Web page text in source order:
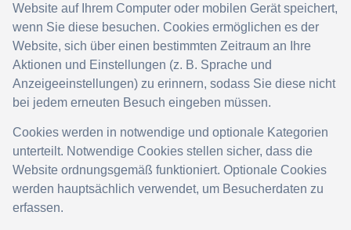
Website auf Ihrem Computer oder mobilen Gerät speichert,
wenn Sie diese besuchen. Cookies ermöglichen es der
Website, sich über einen bestimmten Zeitraum an Ihre
Aktionen und Einstellungen (z. B. Sprache und
Anzeigeeinstellungen) zu erinnern, sodass Sie diese nicht
bei jedem erneuten Besuch eingeben müssen.
Cookies werden in notwendige und optionale Kategorien
unterteilt. Notwendige Cookies stellen sicher, dass die
Website ordnungsgemäß funktioniert. Optionale Cookies
werden hauptsächlich verwendet, um Besucherdaten zu
erfassen.